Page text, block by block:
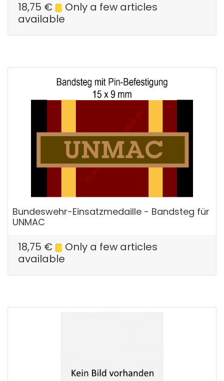
18,75 €
Only a few articles
available
Bundeswehr-Einsatzmedaille - Bandsteg für
UNMAC
18,75 €
Only a few articles
available